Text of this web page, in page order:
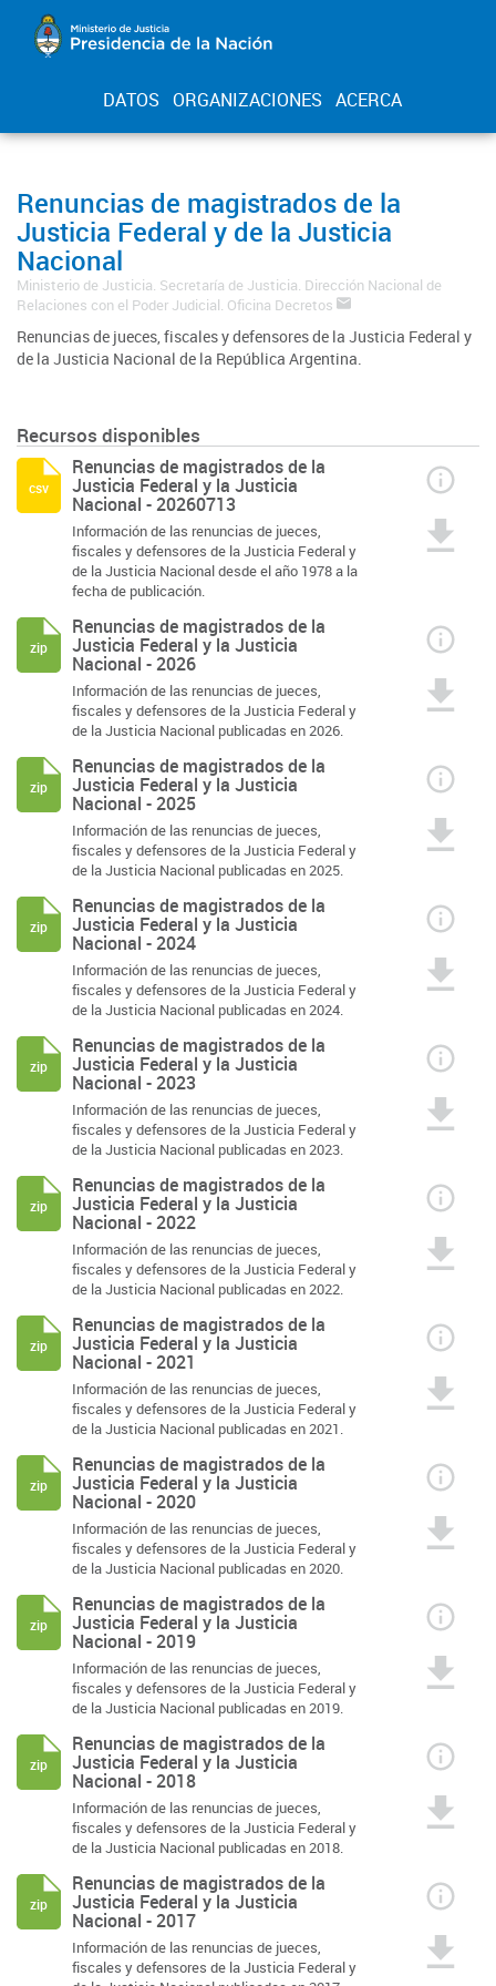
DATOS ORGANIZACIONES ACERCA
Renuncias de magistrados de la
Justicia Federal y de la Justicia
Nacional
Ministerio de Justicia. Secretaría de Justicia. Dirección Nacional de
Relaciones con el Poder Judicial. Oficina Decretos
Renuncias de jueces, fiscales y defensores de la Justicia Federal y
de la Justicia Nacional de la República Argentina.
Recursos disponibles
Renuncias de magistrados de la
Justicia Federal y la Justicia
Nacional - 20260713
Información de las renuncias de jueces,
fiscales y defensores de la Justicia Federal y
de la Justicia Nacional desde el año 1978 a la
fecha de publicación.
csv
Renuncias de magistrados de la
Justicia Federal y la Justicia
Nacional - 2026
Información de las renuncias de jueces,
fiscales y defensores de la Justicia Federal y
de la Justicia Nacional publicadas en 2026.
zip
Renuncias de magistrados de la
Justicia Federal y la Justicia
Nacional - 2025
Información de las renuncias de jueces,
fiscales y defensores de la Justicia Federal y
de la Justicia Nacional publicadas en 2025.
zip
Renuncias de magistrados de la
Justicia Federal y la Justicia
Nacional - 2024
Información de las renuncias de jueces,
fiscales y defensores de la Justicia Federal y
de la Justicia Nacional publicadas en 2024.
zip
Renuncias de magistrados de la
Justicia Federal y la Justicia
Nacional - 2023
Información de las renuncias de jueces,
fiscales y defensores de la Justicia Federal y
de la Justicia Nacional publicadas en 2023.
zip
Renuncias de magistrados de la
Justicia Federal y la Justicia
Nacional - 2022
Información de las renuncias de jueces,
fiscales y defensores de la Justicia Federal y
de la Justicia Nacional publicadas en 2022.
zip
Renuncias de magistrados de la
Justicia Federal y la Justicia
Nacional - 2021
Información de las renuncias de jueces,
fiscales y defensores de la Justicia Federal y
de la Justicia Nacional publicadas en 2021.
zip
Renuncias de magistrados de la
Justicia Federal y la Justicia
Nacional - 2020
Información de las renuncias de jueces,
fiscales y defensores de la Justicia Federal y
de la Justicia Nacional publicadas en 2020.
zip
Renuncias de magistrados de la
Justicia Federal y la Justicia
Nacional - 2019
Información de las renuncias de jueces,
fiscales y defensores de la Justicia Federal y
de la Justicia Nacional publicadas en 2019.
zip
Renuncias de magistrados de la
Justicia Federal y la Justicia
Nacional - 2018
Información de las renuncias de jueces,
fiscales y defensores de la Justicia Federal y
de la Justicia Nacional publicadas en 2018.
zip
Renuncias de magistrados de la
Justicia Federal y la Justicia
Nacional - 2017
Información de las renuncias de jueces,
fiscales y defensores de la Justicia Federal y
zip